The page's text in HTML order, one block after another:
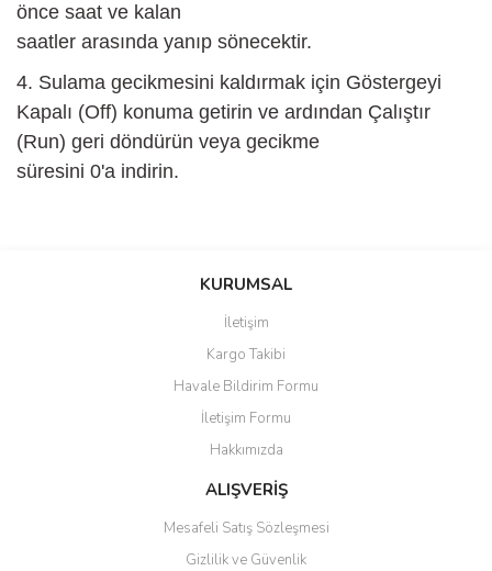
önce saat ve kalan
saatler arasında yanıp sönecektir.
4. Sulama gecikmesini kaldırmak için Göstergeyi
Kapalı (Off) konuma getirin ve ardından Çalıştır
(Run) geri döndürün veya gecikme
süresini 0'a indirin.
Bu ürüne ilk yorumu siz yapın!
Ürün resmi kalitesiz, bozuk veya görüntülenemiyor.
Ürün açıklamasında eksik bilgiler bulunuyor.
Ürün bilgilerinde hatalar bulunuyor.
Ürün fiyatı diğer sitelerden daha pahalı.
Bu ürüne benzer farklı alternatifler olmalı.
KURUMSAL
İletişim
Kargo Takibi
Havale Bildirim Formu
İletişim Formu
Hakkımızda
ALIŞVERİŞ
Mesafeli Satış Sözleşmesi
Gizlilik ve Güvenlik